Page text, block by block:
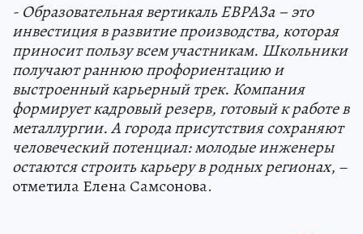
- Образовательная вертикаль ЕВРАЗа–это
инвестиция в развитие производства, которая
приносит пользу всем участникам. Школьники
получают раннюю профориентацию и
выстроенный карьерный трек. Компания
формирует кадровый резерв, готовый к работе в
металлургии. А города присутствия сохраняют
человеческий потенциал: молодые инженеры
остаются строить карьеру в родных регионах, –
отметила Елена Самсонова.